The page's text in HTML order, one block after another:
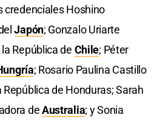
credenciales Hoshino
Japón; Gonzalo Uriarte
República de Chile; Péter
; Rosario Paulina Castillo
República de Honduras; Sarah
deAustralia; y Sonia